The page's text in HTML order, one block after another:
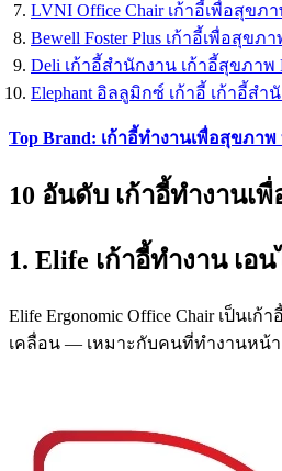
LVNI Office Chair เก้าอี้เพื่อสุขภ
Bewell Foster Plus เก้าอี้เพื่อสุข
Deli เก้าอี้สำนักงาน เก้าอี้สุขภาพ
Elephant อิลลูมิกซ์ เก้าอี้ เก้าอี้สำ
Top Brand: เก้าอี้ทำงานเพื่อสุขภา
10 อันดับ เก้าอี้ทำงานเ
1. Elife เก้าอี้ทำงาน เ
Elife Ergonomic Office Chair เป็นเ
เคลื่อน — เหมาะกับคนที่ทำงานหน้